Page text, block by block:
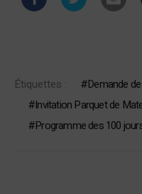
Étiquettes :
Demande
Invitation Parquet de
Programme des 100